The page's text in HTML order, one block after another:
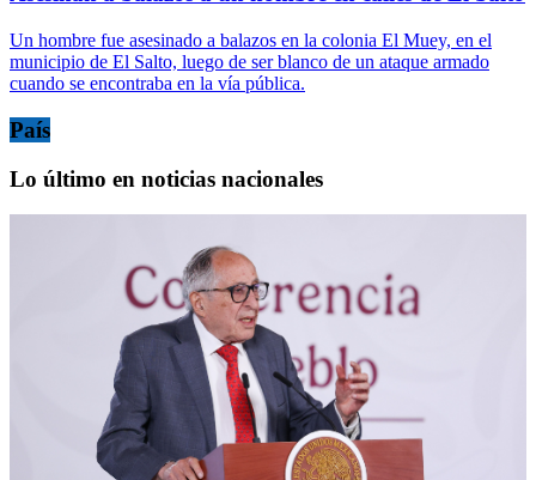
Un hombre fue asesinado a balazos en la colonia El Muey, en el
municipio de El Salto, luego de ser blanco de un ataque armado
cuando se encontraba en la vía pública.
País
Lo último en noticias nacionales